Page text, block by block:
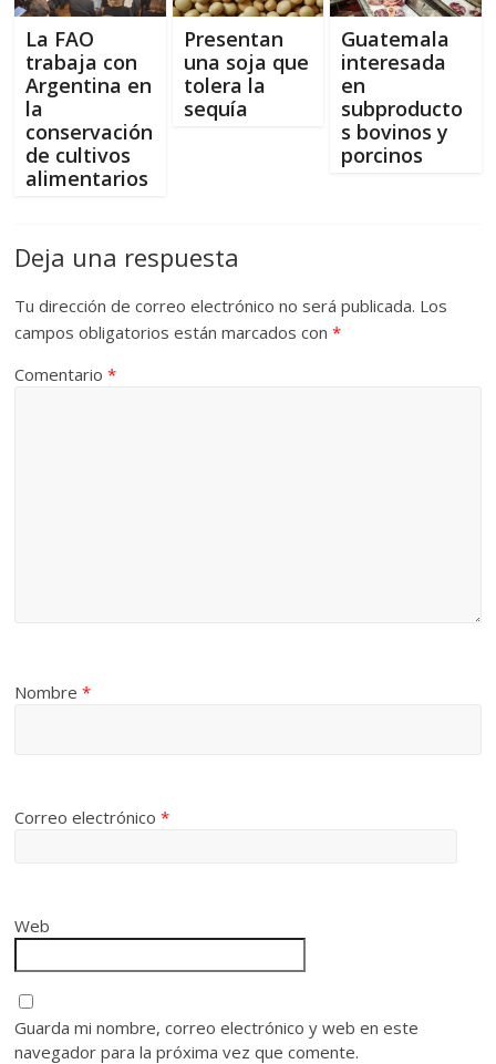
k r
La FAO
trabaja con
Argentina en
la
conservación
de cultivos
alimentarios
Presentan
una soja que
tolera la
sequía
Guatemala
interesada
en
subproducto
s bovinos y
porcinos
Deja una respuesta
Tu dirección de correo electrónico no será publicada. Los
campos obligatorios están marcados con*
Comentario*
Nombre*
Correo electrónico*
Web
Guarda mi nombre, correo electrónico y web en este
navegador para la próxima vez que comente.